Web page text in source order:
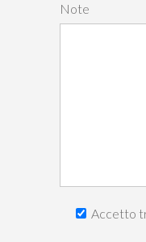
Note
Accetto